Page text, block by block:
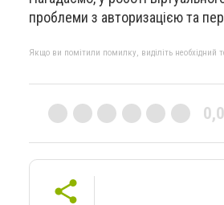
проблеми з авторизацією та
Якщо ви помітили помилку, виділіть необхідний
0,0